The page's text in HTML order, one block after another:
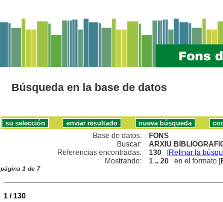
Búsqueda en la base de datos
Base de datos:
FONS
Buscar:
ARXIU
Referencias encontradas:
130 [Refinar la
Mostrando:
1 .. 20 en el formato [
página 1 de 7
1 / 130